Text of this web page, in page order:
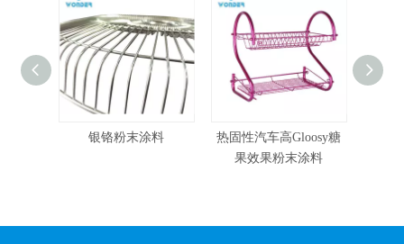
热固性汽车高Gloosy糖
Ral彩色环氧粉末涂料，
具有抗腐蚀性